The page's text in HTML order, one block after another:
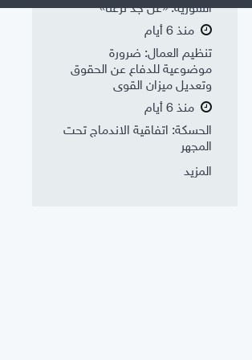
السورية: «عن جد نزعتا»
منذ 6 أيام
تنظيم العمال: ضرورة
موضوعية للدفاع عن الحقوق
وتعديل ميزان القوى
منذ 6 أيام
الحسكة: اتفاقية الاندماج تحت
المجهر
المزيد